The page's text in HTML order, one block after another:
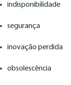
indisponibilidade
segurança
inovação perdida
obsolescência